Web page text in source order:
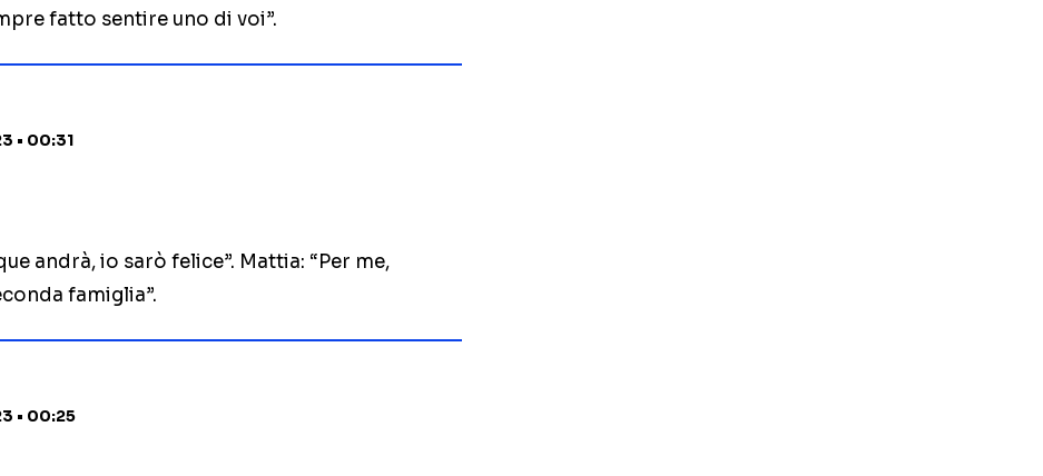
fatto sentire uno di voi”.
• 00:31
andrà, io sarò felice”. Mattia: “Per me,
famiglia”.
• 00:25